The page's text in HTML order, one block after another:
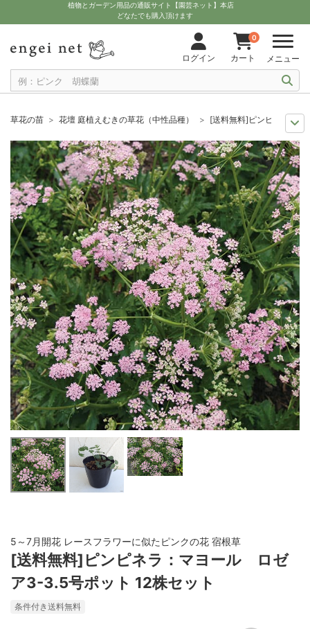
植物とガーデン用品の通販サイト【園芸ネット】本店
どなたでも購入頂けます
ログイン
0
カート メニュー
草花の苗 花壇 庭植えむきの草花（中性品種）
[送料無料]ピンピネラ：
送料無料商品
草花の苗 [送料無料]ピンピネラ：マヨール ロゼア3-3.5号
5～7月開花 レースフラワーに似たピンクの花 宿根草
[送料無料]ピンピネラ：マヨール ロゼ
ア3-3.5号ポット 12株セット
条件付き送料無料